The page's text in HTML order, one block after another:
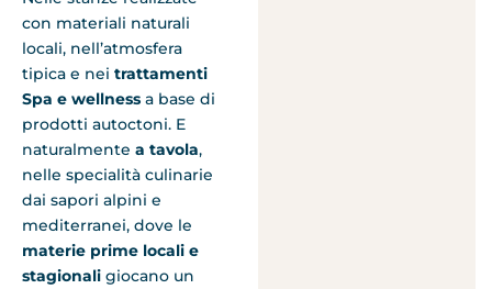
con materiali naturali
locali, nell’atmosfera
tipica e nei trattamenti
Spa e wellness a base di
prodotti autoctoni. E
naturalmente a tavola,
nelle specialità culinarie
dai sapori alpini e
mediterranei, dove le
materie prime locali e
stagionali giocano un